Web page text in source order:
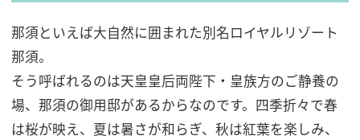
那須といえば大自然に囲まれた別名ロイヤルリゾート
那須。
そう呼ばれるのは天皇皇后両陛下・皇族方のご静養の
場、那須の御用邸があるからなのです。四季折々で春
は桜が映え、夏は暑さが和らぎ、秋は紅葉を楽しみ、